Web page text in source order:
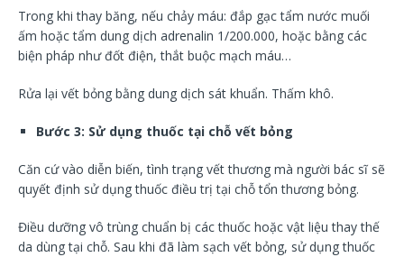
Trong khi thay băng, nếu chảy máu: đắp gạc tẩm nước muối
ấm hoặc tẩm dung dịch adrenalin 1/200.000, hoặc bằng các
biện pháp như đốt điện, thắt buộc mạch máu…
Rửa lại vết bỏng bằng dung dịch sát khuẩn. Thấm khô.
Bước 3: Sử dụng thuốc tại chỗ vết bỏng
Căn cứ vào diễn biến, tình trạng vết thương mà người bác sĩ sẽ
quyết định sử dụng thuốc điều trị tại chỗ tổn thương bỏng.
Điều dưỡng vô trùng chuẩn bị các thuốc hoặc vật liệu thay thế
da dùng tại chỗ. Sau khi đã làm sạch vết bỏng, sử dụng thuốc